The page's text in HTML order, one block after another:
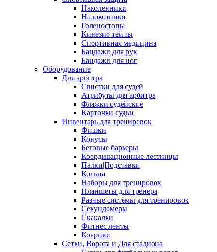
Наколенники
Налокотники
Голеностопы
Кинезио тейпы
Спортивная медицина
Бандажи для рук
Бандажи для ног
Оборудование
Для арбитра
Свистки для судей
Атрибуты для арбитра
Флажки судейские
Карточки судьи
Инвентарь для тренировок
Фишки
Конусы
Беговые барьеры
Координационные лестницы
Палки|Подставки
Кольца
Наборы для тренировок
Планшеты для тренера
Разные системы для тренировок
Секундомеры
Скакалки
Фитнес ленты
Коврики
Сетки, Ворота и Для стадиона